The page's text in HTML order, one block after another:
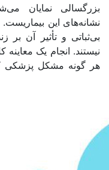
بزرگسالی نمایان
نشانه‌های این بیماریست.
بی‌ثباتی و تأثیر آن بر
نیستند. انجام یک
هر گونه مشکل پزشکی